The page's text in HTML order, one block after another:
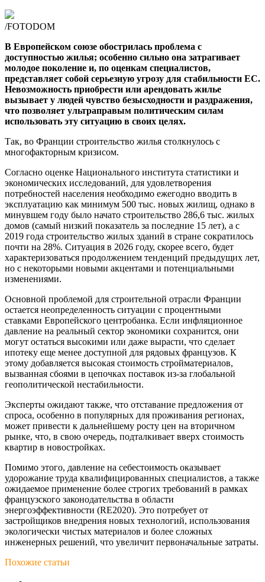
/FOTODOM
В Европейском союзе обострилась проблема с
доступностью жилья; особенно сильно она затрагивает
молодое поколение и, по оценкам специалистов,
представляет собой серьезную угрозу для стабильности ЕС.
Невозможность приобрести или арендовать жилье
вызывает у людей чувство безысходности и раздражения,
что позволяет ультраправым политическим силам
использовать эту ситуацию в своих целях.
Так, во Франции строительство жилья столкнулось с
многофакторным кризисом.
Согласно оценке Национального института статистики и
экономических исследований, для удовлетворения
потребностей населения необходимо ежегодно вводить в
эксплуатацию как минимум 500 тыс. новых жилищ, однако в
минувшем году было начато строительство 286,6 тыс. жилых
домов (самый низкий показатель за последние 15 лет), а с
2019 года строительство жилых зданий в стране сократилось
почти на 28%. Ситуация в 2026 году, скорее всего, будет
характеризоваться продолжением тенденций предыдущих лет,
но с некоторыми новыми акцентами и потенциальными
изменениями.
Основной проблемой для строительной отрасли Франции
остается неопределенность ситуации с процентными
ставками Европейского центробанка. Если инфляционное
давление на реальный сектор экономики сохранится, они
могут остаться высокими или даже вырасти, что сделает
ипотеку еще менее доступной для рядовых французов. К
этому добавляется высокая стоимость стройматериалов,
вызванная сбоями в цепочках поставок из-за глобальной
геополитической нестабильности.
Эксперты ожидают также, что отставание предложения от
спроса, особенно в популярных для проживания регионах,
может привести к дальнейшему росту цен на вторичном
рынке, что, в свою очередь, подталкивает вверх стоимость
квартир в новостройках.
Помимо этого, давление на себестоимость оказывает
удорожание труда квалифицированных специалистов, а также
ожидаемое применение более строгих требований в рамках
французского законодательства в области
энергоэффективности (RE2020). Это потребует от
застройщиков внедрения новых технологий, использования
экологически чистых материалов и более сложных
инженерных решений, что увеличит первоначальные затраты.
Похожие статьи